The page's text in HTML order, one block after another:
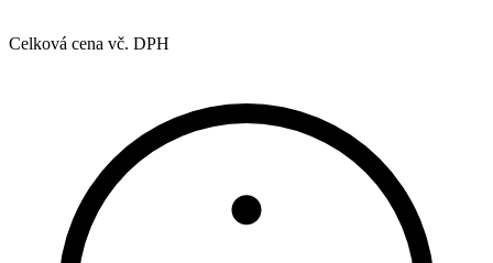
Celková cena vč. DPH